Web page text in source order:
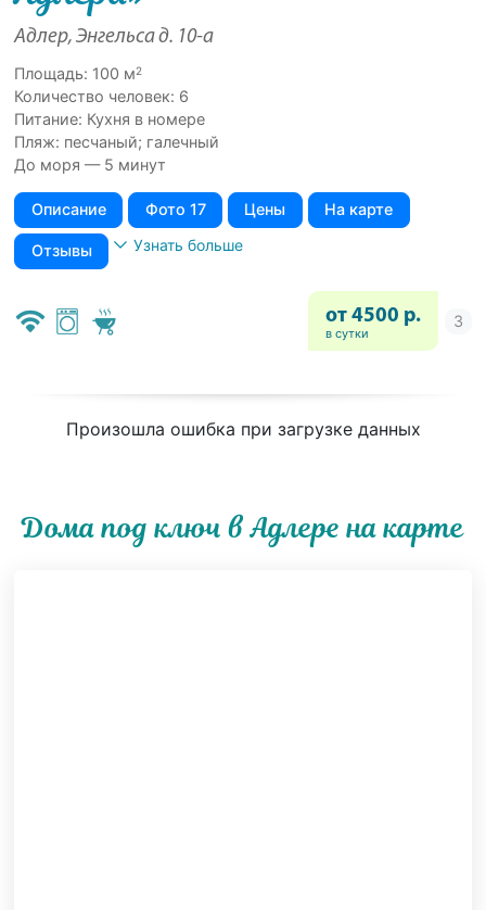
Адлер, Энгельса д. 10-а
Площадь: 100 м2
Количество человек: 6
Питание: Кухня в номере
Пляж: песчаный; галечный
До моря — 5 минут
Описание Фото 17 Цены На карте
Отзывы Узнать больше
от 4500 р.
в сутки
Произошла ошибка при загрузке данных
Дома под ключ в Адлере на карте